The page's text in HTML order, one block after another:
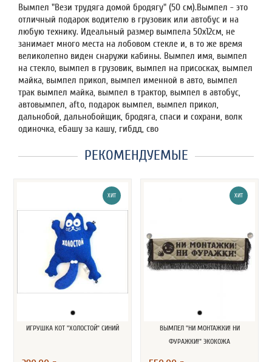
Вымпел "Вези трудяга домой бродягу" (50 см).Вымпел - это
отличный подарок водителю в грузовик или автобус и на
любую технику. Идеальный размер вымпела 50х12см, не
занимает много места на лобовом стекле и, в то же время
великолепно виден снаружи кабины. Вымпел имя, вымпел
на стекло, вымпел в грузовик, вымпел на присосках, вымпел
майка, вымпел прикол, вымпел именной в авто, вымпел
трак вымпел майка, вымпел в трактор, вымпел в автобус,
автовымпел, afto, подарок вымпел, вымпел прикол,
дальнобой, дальнобойщик, бродяга, спаси и сохрани, волк
одиночка, ебашу за кашу, гибдд, сво
РЕКОМЕНДУЕМЫЕ
ХИТ
ИГРУШКА КОТ "ХОЛОСТОЙ" СИНИЙ
ХИТ
ВЫМПЕЛ "НИ МОНТАЖКИ! НИ
ФУРАЖКИ!" ЭКОКОЖА